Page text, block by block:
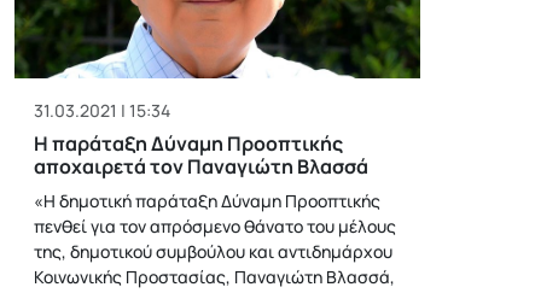
31.03.2021 | 15:34
Η παράταξη Δύναμη Προοπτικής
αποχαιρετά τον Παναγιώτη Βλασσά
«Η δημοτική παράταξη Δύναμη Προοπτικής
πενθεί για τον απρόσμενο θάνατο του μέλους
της, δημοτικού συμβούλου και αντιδημάρχου
Κοινωνικής Προστασίας, Παναγιώτη Βλασσά,